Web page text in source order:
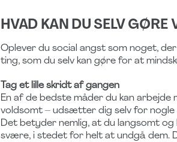
HVAD KAN DU SELV GØRE
Oplever du social angst som noget,
ting, som du selv kan gøre for at
Tag et lille skridt af gangen
En af de bedste måder du kan arbejde
voldsomt – udsætter dig selv for nogle
Det betyder nemlig, at du langsomt
svære, i stedet for helt at undgå dem.